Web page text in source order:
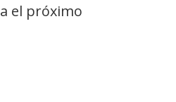
el próximo